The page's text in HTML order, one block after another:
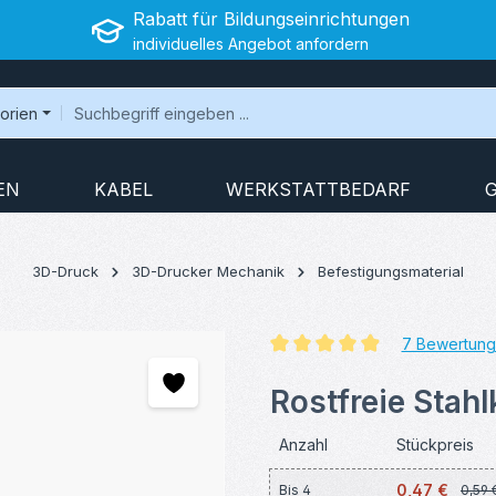
Rabatt für Bildungseinrichtungen
individuelles Angebot anfordern
KABEL WERKSTATTBEDARF
3D-Druck 3D-Drucker Mechanik Befestigungsmaterial
7
Rostfreie
Anzahl Stückpreis
Bis 4 0,47 € 0,59